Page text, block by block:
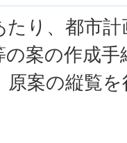
り、都市
案の作成
原案の縦覧